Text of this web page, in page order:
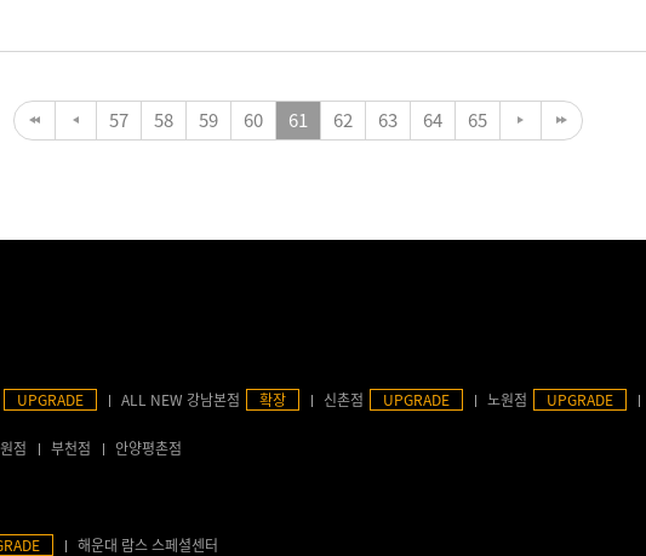
57 58 59 60 61 62 63 64 65
UPGRADE ALL NEW 강남본점 확장 신촌점 UPGRADE 노원점 UPGRADE
점 부천점 안양평촌점
해운대 람스 스페셜센터